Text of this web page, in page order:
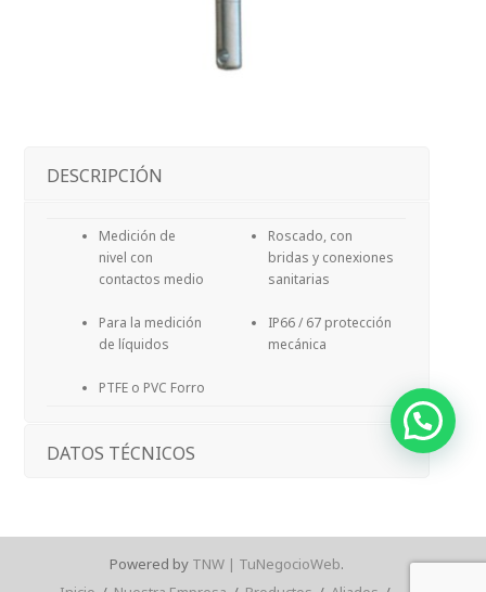
DESCRIPCIÓN
Medición de
nivel con
contactos medio
Para la medición
de líquidos
PTFE o PVC Forro
Roscado, con
bridas y conexiones
sanitarias
IP66 / 67 protección
mecánica
DATOS TÉCNICOS
Powered by TNW | TuNegocioWeb.